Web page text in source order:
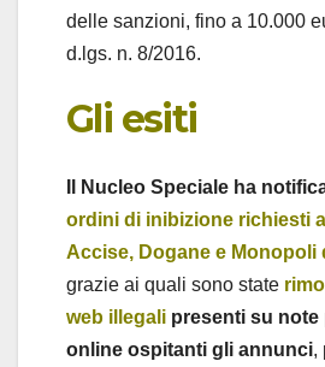
delle sanzioni, fino a 10.000
d.lgs. n. 8/2016.
Gli esiti
Il Nucleo Speciale ha
ordini di inibizione richiesti
Accise, Dogane e Monopoli
grazie ai quali sono state
web illegali presenti su note
online ospitanti gli annunci,